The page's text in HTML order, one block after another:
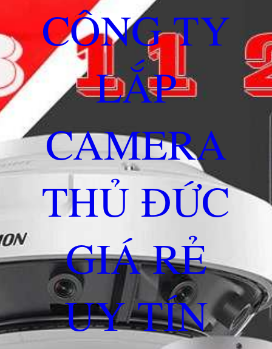
CÔNG TY
LẮP
CAMERA
THỦ ĐỨC
GIÁ RẺ
UY TÍN